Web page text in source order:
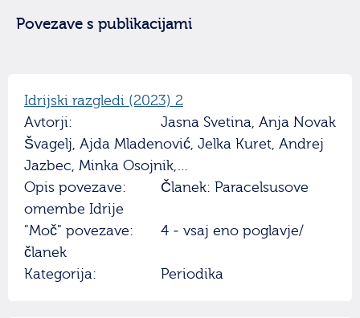
Povezave s publikacijami
Idrijski razgledi (2023) 2
Avtorji:
Jasna Svetina, Anja Novak
Švagelj, Ajda Mladenović, Jelka Kuret, Andrej
Jazbec, Minka Osojnik,…
Opis povezave:
Članek: Paracelsusove
omembe Idrije
"Moč" povezave:
4 - vsaj eno poglavje/
članek
Kategorija:
Periodika